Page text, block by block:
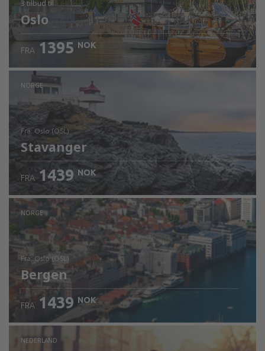
3 tilbud til
Oslo
FRA 1395 NOK
NORGE
fra: Oslo (OSL)
Stavanger
Sjekk informasjon
FRA 1439 NOK
NORGE
fra: Oslo (OSL)
Bergen
Sjekk informasjon
FRA 1439 NOK
NEDERLAND